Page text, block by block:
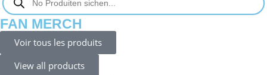
FAN MERCH
Voir tous les produits
View all products